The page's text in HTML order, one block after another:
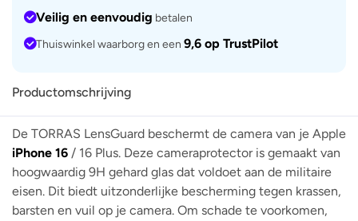
Veilig en eenvoudig betalen
Thuiswinkel waarborg en een 9,6 op TrustPilot
Productomschrijving
De TORRAS LensGuard beschermt de camera van je Apple
iPhone 16 / 16 Plus. Deze cameraprotector is gemaakt van
hoogwaardig 9H gehard glas dat voldoet aan de militaire
eisen. Dit biedt uitzonderlijke bescherming tegen krassen,
barsten en vuil op je camera. Om schade te voorkomen,